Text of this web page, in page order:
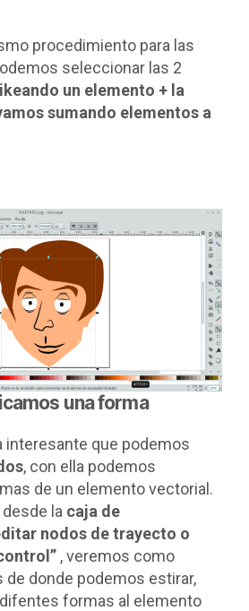
procedimiento para las
seleccionar las 2
un elemento + la
sumando elementos a
una forma
interesante que podemos
, con ella podemos
de un elemento vectorial.
la caja de
nodos de trayecto o
, veremos como
de donde podemos estirar,
formas al elemento